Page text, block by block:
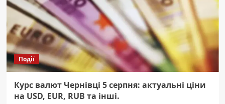
Події
Курс валют Чернівці 5 серпня: актуальні ціни
на USD, EUR, RUB та інші.